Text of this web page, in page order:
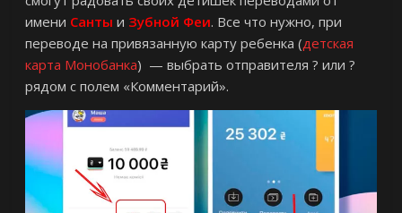
имени Санты и Зубной Феи. Все что нужно, при
переводе на привязанную карту ребенка (детская
карта Монобанка) — выбрать отправителя ? или ?
рядом с полем «Комментарий».